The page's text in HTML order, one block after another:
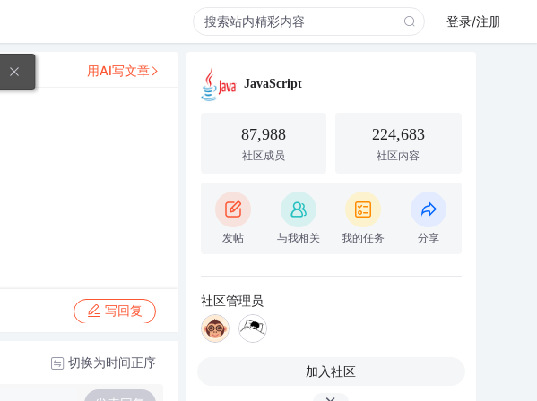
登录/注册
写回复
用AI写文章
切换为时间正序
JavaScript
87,988
社区成员
224,683
社区内容
发帖 与我相关 我的任务 分享
社区管理员
加入社区